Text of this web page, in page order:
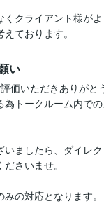
クライアント様が
ております。
い
価いただきありがと
トークルーム内で
ましたら、ダイレク
さいませ。
の対応となります。